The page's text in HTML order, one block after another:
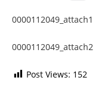
0000112049_attach1
0000112049_attach2
Post Views: 152